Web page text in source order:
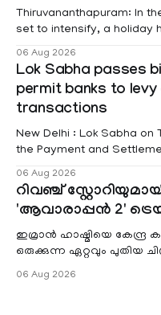
Thiruvananthapuram: In
set to intensify, a holiday
Kottayam, Wayanad and
red alert remains in place
06 Aug 2026
Lok Sabha passes
permit banks to levy
transactions
New Delhi : Lok Sabha
the Payment and
service providers to levy
unified payments
06 Aug 2026
റിവഞ്ച്
'ആവാരാപ്പൻ 2'
ഇമ്രാൻ ഹാഷ്മിയെ കേന്ദ്ര
ഒരുക്കുന്ന ഏറ്റവും പുതിയ
06 Aug 2026